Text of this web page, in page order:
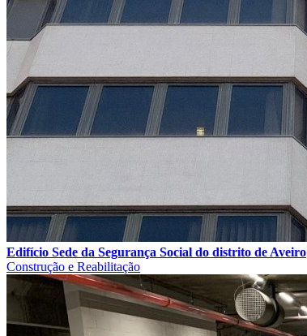
Edifício Sede da Segurança Social do distrito de Aveiro
Construção e Reabilitação